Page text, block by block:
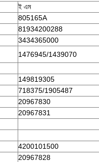
ই এম
805165A
81934200288
3434365000
1476945/1439070
149819305
718375/1905487
20967830
20967831
4200101500
20967828